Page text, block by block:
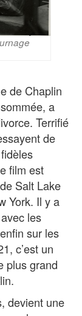
de Chaplin
a
Terrifié
de
film est
Salt Lake
York. Il y a
les
sur les
c’est un
plus grand
devient une